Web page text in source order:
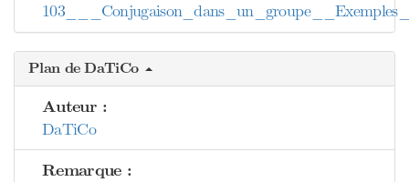
Plan de DaTiCo
Auteur :
DaTiCo
Remarque :